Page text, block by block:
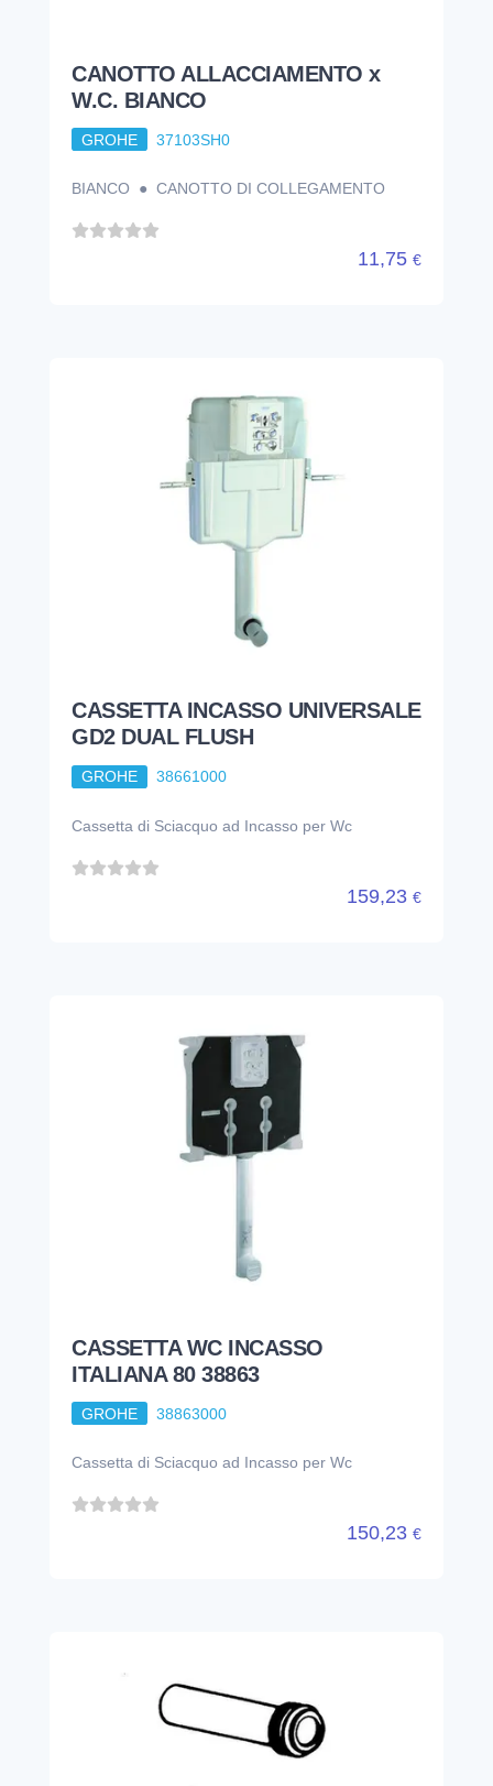
CANOTTO ALLACCIAMENTO x
W.C. BIANCO
GROHE 37103SH0
BIANCO ● CANOTTO DI COLLEGAMENTO
11,75 €
CASSETTA INCASSO UNIVERSALE
GD2 DUAL FLUSH
GROHE 38661000
Cassetta di Sciacquo ad Incasso per Wc
159,23 €
CASSETTA WC INCASSO
ITALIANA 80 38863
GROHE 38863000
Cassetta di Sciacquo ad Incasso per Wc
150,23 €